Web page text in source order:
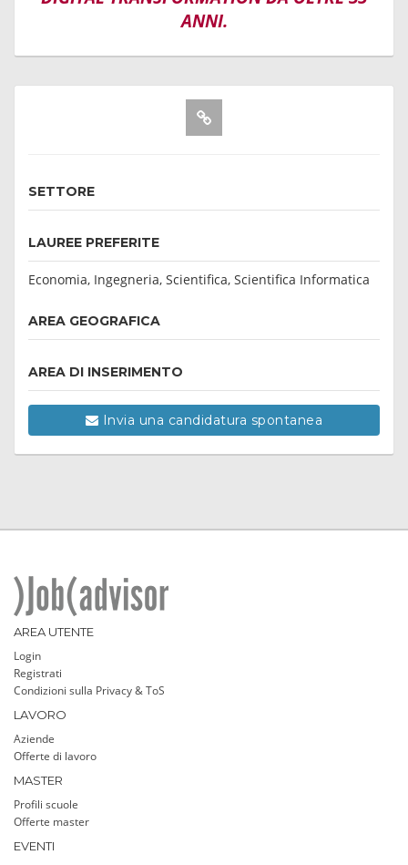
ANNI.
SETTORE
LAUREE PREFERITE
Economia, Ingegneria, Scientifica, Scientifica Informatica
AREA GEOGRAFICA
AREA DI INSERIMENTO
Invia una candidatura spontanea
AREA UTENTE
Login
Registrati
Condizioni sulla Privacy & ToS
LAVORO
Aziende
Offerte di lavoro
MASTER
Profili scuole
Offerte master
EVENTI